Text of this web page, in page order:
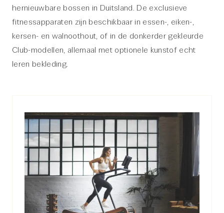
hernieuwbare bossen in Duitsland. De exclusieve
fitnessapparaten zijn beschikbaar in essen-, eiken-,
kersen- en walnoothout, of in de donkerder gekleurde
Club-modellen, allemaal met optionele kunstof echt
leren bekleding.